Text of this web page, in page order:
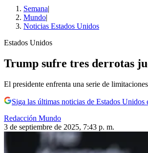
Semana|
Mundo|
Noticias Estados Unidos
Estados Unidos
Trump sufre tres derrotas
El presidente enfrenta una serie de
Siga las últimas noticias de Estados
Redacción Mundo
3 de septiembre de 2025, 7:43 p. m.